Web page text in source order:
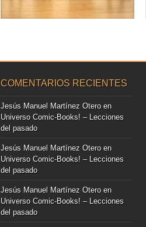
COMENTARIOS RECIENTES
Jesús Manuel Martínez Oteroen
Universo Comic-Books! – Lecciones
del pasado
Jesús Manuel Martínez Oteroen
Universo Comic-Books! – Lecciones
del pasado
Jesús Manuel Martínez Oteroen
Universo Comic-Books! – Lecciones
del pasado